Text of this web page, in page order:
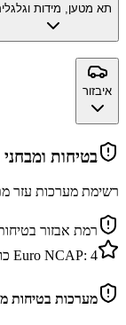
תא מטען, מידות
איבזור
בטיחות ומבחני
רשימת מערכות עזר
רמת אבזור
Euro NCAP: 4
מערכות בטיחות